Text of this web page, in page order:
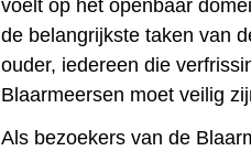
voelt op het openbaar
de belangrijkste taken van
ouder, iedereen die
Blaarmeersen moet veilig
Als bezoekers van de